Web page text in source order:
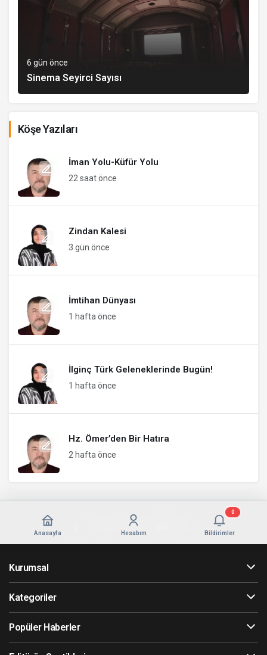
6 gün önce
Sinema Seyirci Sayısı
Köşe Yazıları
İman Yolu-Küfür Yolu
22 saat önce
Zindan Kalesi
3 gün önce
İmtihan Dünyası
1 hafta önce
İlginç Türk Geleneklerinde Bugün!
1 hafta önce
Hz. Ömer’den Bir Hatıra
2 hafta önce
Anasayfa Hesabım Bildirimler
0
Kurumsal
Kategoriler
Popüler Haberler